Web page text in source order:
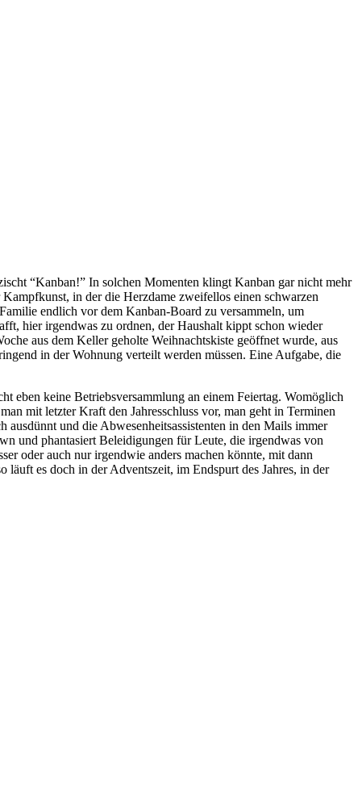
“Kanban!” In solchen Momenten klingt Kanban gar nicht mehr
in der die Herzdame zweifellos einen schwarzen
endlich vor dem Kanban-Board zu versammeln, um
hier irgendwas zu ordnen, der Haushalt kippt schon wieder
aus dem Keller geholte Weihnachtskiste geöffnet wurde, aus
in der Wohnung verteilt werden müssen. Eine Aufgabe, die
eben keine Betriebsversammlung an einem Feiertag. Womöglich
mit letzter Kraft den Jahresschluss vor, man geht in Terminen
und die Abwesenheitsassistenten in den Mails immer
und phantasiert Beleidigungen für Leute, die irgendwas von
oder auch nur irgendwie anders machen könnte, mit dann
es doch in der Adventszeit, im Endspurt des Jahres, in der